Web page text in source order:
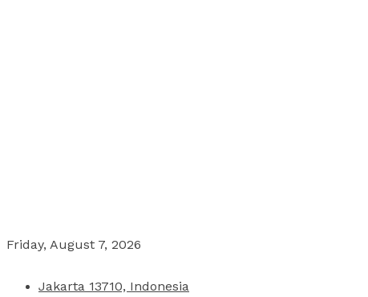
Friday, August 7, 2026
Jakarta 13710, Indonesia